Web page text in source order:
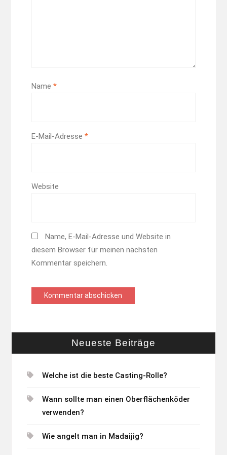
Name *
E-Mail-Adresse *
Website
Name, E-Mail-Adresse und Website in
diesem Browser für meinen nächsten
Kommentar speichern.
Neueste Beiträge
Welche ist die beste Casting-Rolle?
Wann sollte man einen Oberflächenköder
verwenden?
Wie angelt man in Madaijig?